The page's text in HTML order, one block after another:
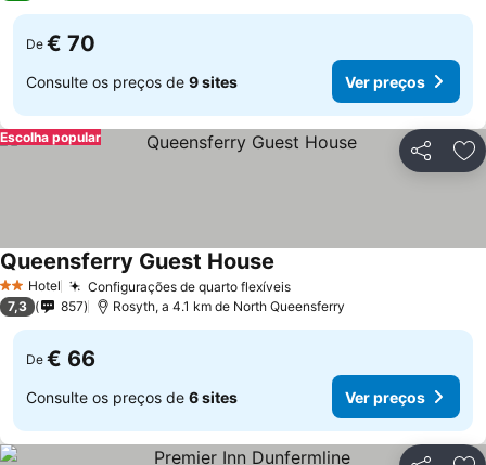
De € 70
Consulte os preços de 9 sites Ver preços
Partilhar
Escolha popular
2 Estrelas
Hotel Configurações de quarto flexíveisVer preços
Queensferry Guest House
7,3 857 Rosyth, a 4.1 km de North Queensferry
De € 66
Consulte os preços de 6 sites Ver preços